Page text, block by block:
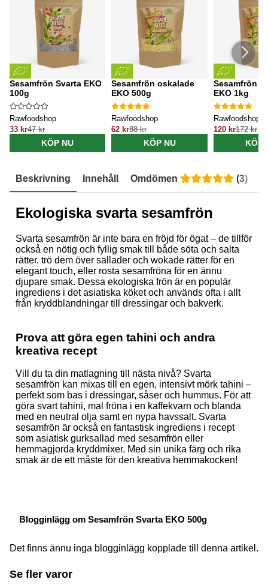
Sesamfrön Svarta EKO
100g
Rawfoodshop
33 kr47 kr
KÖP NU
Sesamfrön oskalade
EKO 500g
Rawfoodshop
62 kr88 kr
KÖP NU
Sesamfrön
EKO 1kg
Rawfoodshop
120 kr172 kr
KÖP
Beskrivning Innehåll Omdömen (3)
Ekologiska svarta sesamfrön
Svarta sesamfrön är inte bara en fröjd för ögat – de tillför
också en nötig och fyllig smak till både söta och salta
rätter. trö dem över sallader och wokade rätter för en
elegant touch, eller rosta sesamfröna för en ännu
djupare smak. Dessa ekologiska frön är en populär
ingrediens i det asiatiska köket och används ofta i allt
från kryddblandningar till dressingar och bakverk.
Prova att göra egen tahini och andra
kreativa recept
Vill du ta din matlagning till nästa nivå? Svarta
sesamfrön kan mixas till en egen, intensivt mörk tahini –
perfekt som bas i dressingar, såser och hummus. För att
göra svart tahini, mal fröna i en kaffekvarn och blanda
med en neutral olja samt en nypa havssalt. Svarta
sesamfrön är också en fantastisk ingrediens i recept
som asiatisk gurksallad med sesamfrön eller
hemmagjorda kryddmixer. Med sin unika färg och rika
smak är de ett måste för den kreativa hemmakocken!
Blogginlägg om Sesamfrön Svarta EKO 500g
Det finns ännu inga blogginlägg kopplade till denna artikel.
Se fler varor